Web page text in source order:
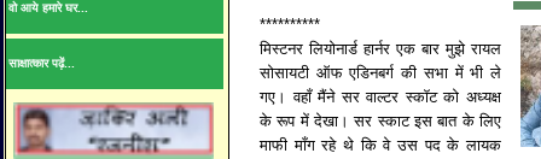
वो आये हमारे घर...
साक्षात्कार पढ़ें...
**********
मिस्टनर लियोनार्ड हार्नर एक बार मुझे रायल
सोसायटी ऑफ एडिनबर्ग की सभा में भी ले
गए। वहाँ मैंने सर वाल्टर स्कॉट को अध्यक्ष
के रूप में देखा। सर स्काट इस बात के लिए
माफी माँग रहे थे कि वे उस पद के लायक